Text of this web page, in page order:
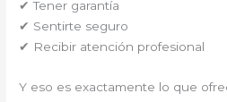
✔ Tener garantía
✔ Sentirte seguro
✔ Recibir atención profesional
Y eso es exactamente lo que